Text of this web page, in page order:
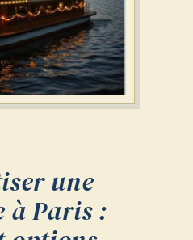
une
à Paris :